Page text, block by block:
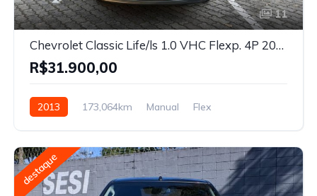
11
Chevrolet Classic Life/ls 1.0 VHC Flexp. 4P 2013
R$31.900,00
2013 173,064km Manual Flex
destaque